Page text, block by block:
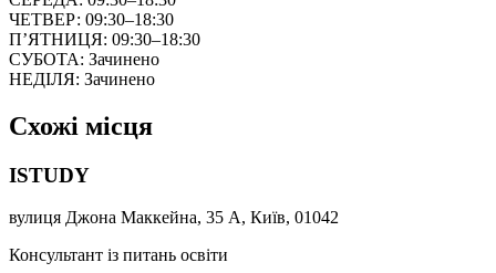
ЧЕТВЕР: 09:30–18:30
ПʼЯТНИЦЯ: 09:30–18:30
СУБОТА: Зачинено
НЕДІЛЯ: Зачинено
Схожі місця
ISTUDY
вулиця Джона Маккейна, 35 А, Київ, 01042
Консультант із питань освіти